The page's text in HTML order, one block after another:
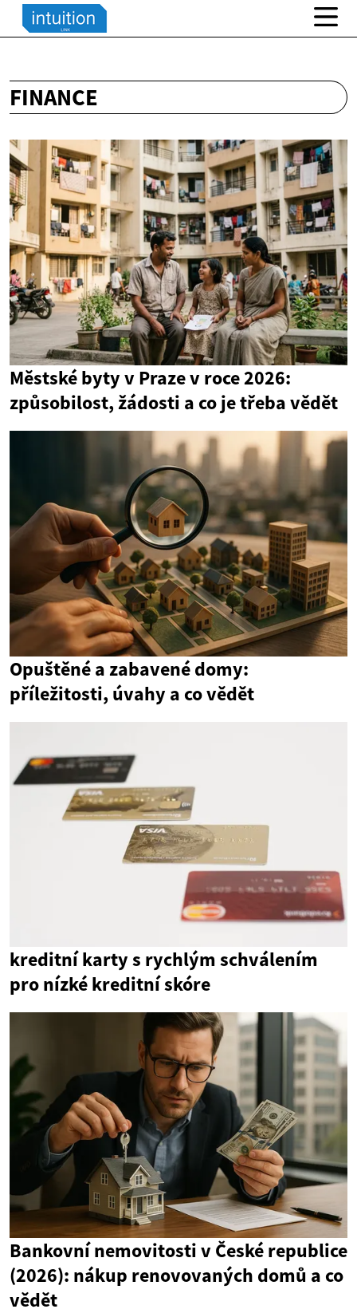
FINANCE
Městské byty v Praze v roce 2026:
způsobilost, žádosti a co je třeba vědět
Opuštěné a zabavené domy:
příležitosti, úvahy a co vědět
kreditní karty s rychlým schválením
pro nízké kreditní skóre
Bankovní nemovitosti v České republice
(2026): nákup renovovaných domů a co
vědět